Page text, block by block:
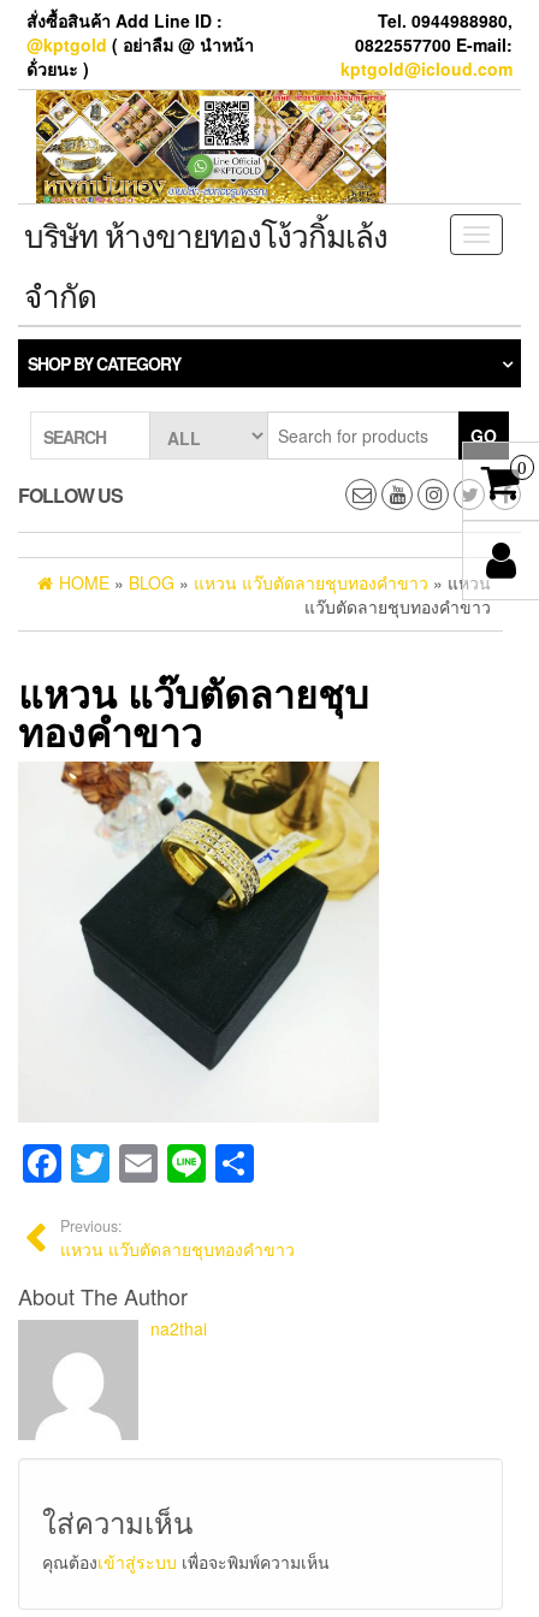
Skip
content
สั่งซื้อสินค้า Add Line ID :
@kptgold ( อย่าลืม @ นำหน้า
ด้่วยนะ )
Tel. 0944988980,
0822557700 E-mail:
kptgold@icloud.com
Toggle
บริษัท ห้างขายทองโง้วกิ้มเล้ง
จำกัด
SHOP BY CATEGORY
SEARCH GO
FOLLOW US
HOME » BLOG » แหวน แว๊บตัดลายชุบทองคำขาว » แหวน
แว๊บตัดลายชุบทองคำขาว
แหวน แว๊บตัดลายชุบ
ทองคำขาว
Facebook
Twitter
Email
Line
Previous:
แหวน แว๊บตัดลายชุบทองคำขาว
About The Author
na2thai
ใส่ความเห็น
คุณต้องเข้าสู่ระบบ เพื่อจะพิมพ์ความเห็น
0